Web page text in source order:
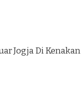
Jogja Di Kenakan